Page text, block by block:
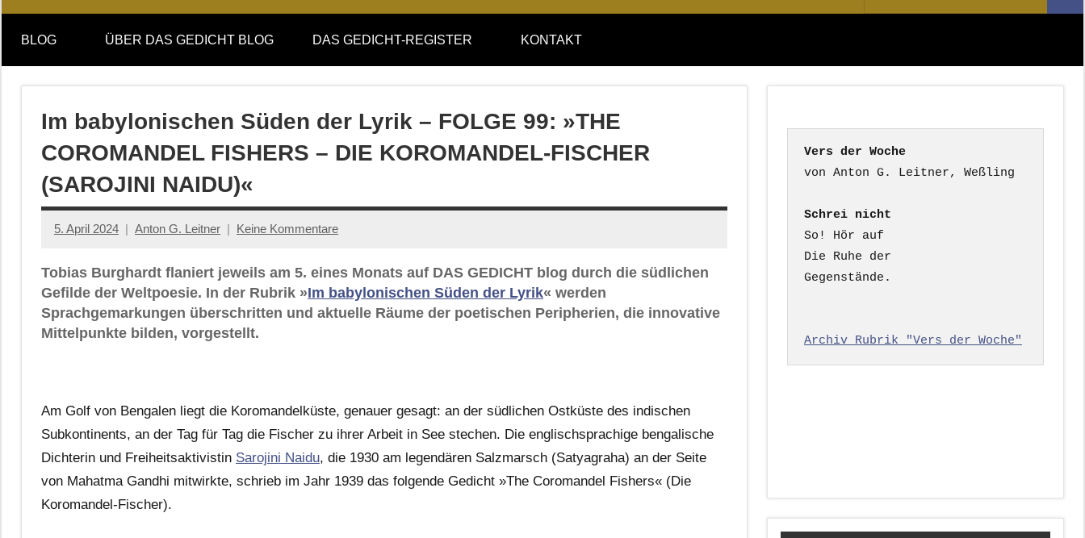
DAS
GEDICHT
blog
DAS
GEDICHT.
Zeitschrift
nach:
BLOG ÜBER DAS GEDICHT BLOG DAS GEDICHT-REGISTER KONTAKT
Im babylonischen Süden der Lyrik – FOLGE 99: »THE
COROMANDEL FISHERS – DIE KOROMANDEL-FISCHER
(SAROJINI NAIDU)«
5. April 2024 Anton G. Leitner Keine Kommentare
Tobias Burghardt flaniert jeweils am 5. eines Monats auf DAS GEDICHT blog durch die südlichen
Gefilde der Weltpoesie. In der Rubrik »Im babylonischen Süden der Lyrik« werden
Sprachgemarkungen überschritten und aktuelle Räume der poetischen Peripherien, die innovative
Mittelpunkte bilden, vorgestellt.
Am Golf von Bengalen liegt die Koromandelküste, genauer gesagt: an der südlichen Ostküste des indischen
Subkontinents, an der Tag für Tag die Fischer zu ihrer Arbeit in See stechen. Die englischsprachige bengalische
Dichterin und Freiheitsaktivistin Sarojini Naidu, die 1930 am legendären Salzmarsch (Satyagraha) an der Seite
von Mahatma Gandhi mitwirkte, schrieb im Jahr 1939 das folgende Gedicht »The Coromandel Fishers« (Die
Koromandel-Fischer).
Vers der Woche
Schrei nicht
So! Hör auf
Die Ruhe der
Gegenstände.
Archiv Rubrik "Vers der Woche"